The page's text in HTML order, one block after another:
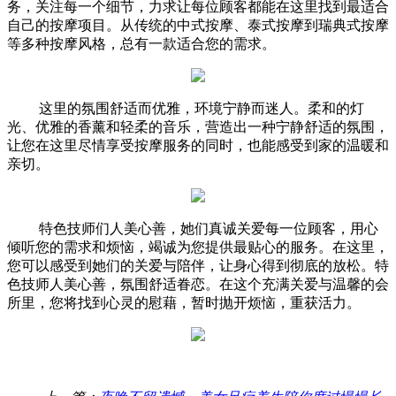
务，关注每一个细节，力求让每位顾客都能在这里找到最适合
自己的按摩项目。从传统的中式按摩、泰式按摩到瑞典式按摩
等多种按摩风格，总有一款适合您的需求。
这里的氛围舒适而优雅，环境宁静而迷人。柔和的灯
光、优雅的香薰和轻柔的音乐，营造出一种宁静舒适的氛围，
让您在这里尽情享受按摩服务的同时，也能感受到家的温暖和
亲切。
特色技师们人美心善，她们真诚关爱每一位顾客，用心
倾听您的需求和烦恼，竭诚为您提供最贴心的服务。在这里，
您可以感受到她们的关爱与陪伴，让身心得到彻底的放松。特
色技师人美心善，氛围舒适眷恋。在这个充满关爱与温馨的会
所里，您将找到心灵的慰藉，暂时抛开烦恼，重获活力。